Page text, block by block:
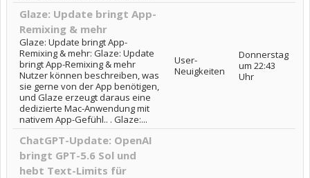
Glaze: Update bringt App-
Remixing & mehr
Glaze: Update bringt App-
Remixing & mehr: Glaze: Update
bringt App-Remixing & mehr
Nutzer können beschreiben, was
sie gerne von der App benötigen,
und Glaze erzeugt daraus eine
dedizierte Mac-Anwendung mit
nativem App-Gefühl.. . Glaze:...
User-
Neuigkeiten
Donnerstag
um 22:43
Uhr
ChatGPT-Update: OpenAI
bringt GPT-5.6 Sol und
hebt Text-Limits für